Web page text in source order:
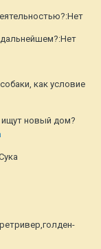
как условие
ищут новый дом?